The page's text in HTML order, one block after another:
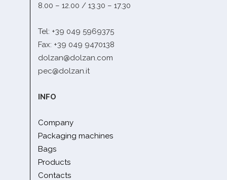
8.00 – 12.00 / 13.30 – 17.30
Tel: +39 049 5969375
Fax: +39 049 9470138
dolzan@dolzan.com
pec@dolzan.it
INFO
Company
Packaging machines
Bags
Products
Contacts